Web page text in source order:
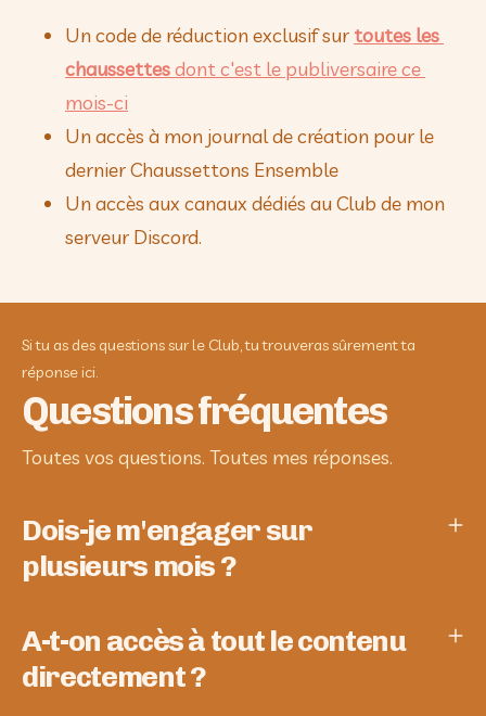
Un code de réduction exclusif sur toutes les
chaussettes dont c'est le publiversaire ce
mois-ci
Un accès à mon journal de création pour le
dernier Chaussettons Ensemble
Un accès aux canaux dédiés au Club de mon
serveur Discord.
Si tu as des questions sur le Club, tu trouveras sûrement ta
réponse ici.
Questions fréquentes
Toutes vos questions. Toutes mes réponses.
Dois-je m'engager sur
plusieurs mois ?
A-t-on accès à tout le contenu
directement ?